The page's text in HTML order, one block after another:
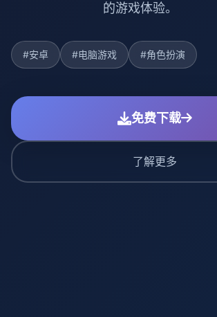
的游戏体验。
#安卓 #电脑游戏 #角色扮演
免费下载
了解更多